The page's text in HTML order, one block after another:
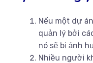
Nếu một dự
quản lý bởi
nó sẽ bị ảnh
Nhiều người